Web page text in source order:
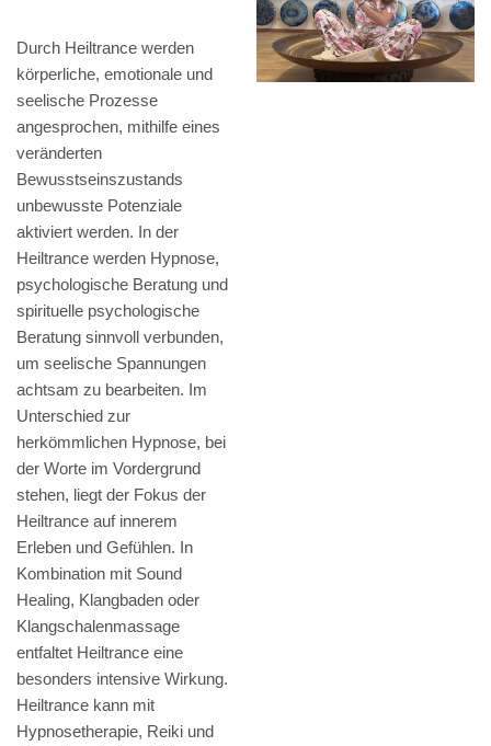
Durch Heiltrance werden
körperliche, emotionale und
seelische Prozesse
angesprochen, mithilfe eines
veränderten
Bewusstseinszustands
unbewusste Potenziale
aktiviert werden. In der
Heiltrance werden Hypnose,
psychologische Beratung und
spirituelle psychologische
Beratung sinnvoll verbunden,
um seelische Spannungen
achtsam zu bearbeiten. Im
Unterschied zur
herkömmlichen Hypnose, bei
der Worte im Vordergrund
stehen, liegt der Fokus der
Heiltrance auf innerem
Erleben und Gefühlen. In
Kombination mit Sound
Healing, Klangbaden oder
Klangschalenmassage
entfaltet Heiltrance eine
besonders intensive Wirkung.
Heiltrance kann mit
Hypnosetherapie, Reiki und